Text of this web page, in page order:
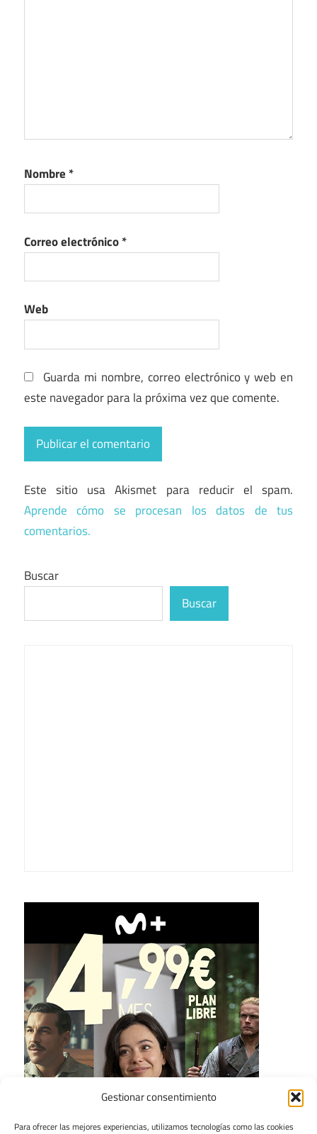
Gestionar consentimiento
Para ofrecer las mejores experiencias, utilizamos tecnologías como las cookies
Nombre *
Correo electrónico*
Web
Guarda mi nombre, correo electrónico y web en
este navegador para la próxima vez que comente.
Este sitio usa Akismet para reducir el spam.
Aprende cómo se procesan los datos de tus
comentarios.
Buscar
Buscar